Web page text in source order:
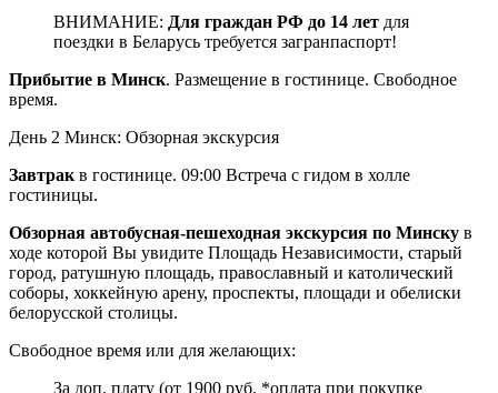
ВНИМАНИЕ: Для граждан РФ до 14 лет для
поездки в Беларусь требуется загранпаспорт!
Прибытие в Минск. Размещение в гостинице. Свободное
время.
День 2 Минск: Обзорная экскурсия
Завтрак в гостинице. 09:00 Встреча с гидом в холле
гостиницы.
Обзорная автобусная-пешеходная экскурсия по Минску в
ходе которой Вы увидите Площадь Независимости, старый
город, ратушную площадь, православный и католический
соборы, хоккейную арену, проспекты, площади и обелиски
белорусской столицы.
Свободное время или для желающих:
За доп. плату (от 1900 руб. *оплата при покупке